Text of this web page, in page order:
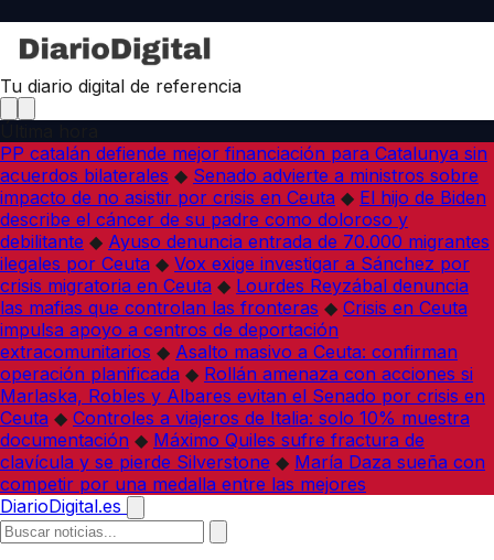
Tu diario digital de referencia
PP catalán defiende mejor financiación para Catalunya sin
acuerdos bilaterales ◆ Senado advierte a ministros sobre
impacto de no asistir por crisis en Ceuta ◆ El hijo de Biden
describe el cáncer de su padre como doloroso y
debilitante ◆ Ayuso denuncia entrada de 70.000 migrantes
ilegales por Ceuta ◆ Vox exige investigar a Sánchez por
crisis migratoria en Ceuta ◆ Lourdes Reyzábal denuncia
las mafias que controlan las fronteras ◆ Crisis en Ceuta
impulsa apoyo a centros de deportación
extracomunitarios ◆ Asalto masivo a Ceuta: confirman
operación planificada ◆ Rollán amenaza con acciones si
Marlaska, Robles y Albares evitan el Senado por crisis en
Ceuta ◆ Controles a viajeros de Italia: solo 10% muestra
documentación ◆ Máximo Quiles sufre fractura de
clavícula y se pierde Silverstone ◆ María Daza sueña con
competir por una medalla entre las mejores
DiarioDigital.es